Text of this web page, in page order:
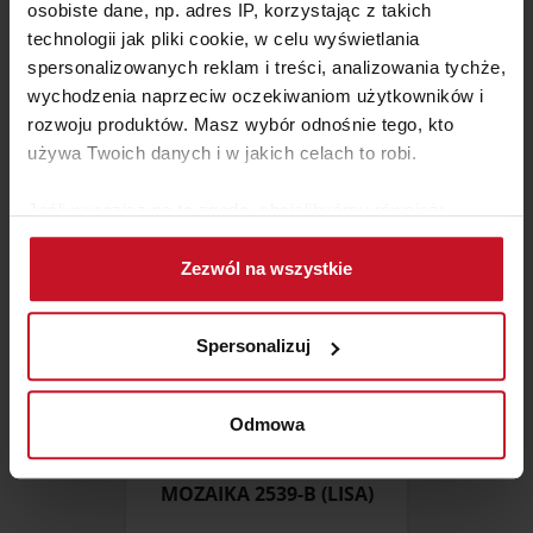
osobiste dane, np. adres IP, korzystając z takich
technologii jak pliki cookie, w celu wyświetlania
spersonalizowanych reklam i treści, analizowania tychże,
wychodzenia naprzeciw oczekiwaniom użytkowników i
rozwoju produktów. Masz wybór odnośnie tego, kto
używa Twoich danych i w jakich celach to robi.
Gromadzić dane dotyczące Twojej lokalizacji
geograficznej z dokładnością nawet do kilku metrów
Identyfikować Twoje urządzenie, aktywnie
(fingerprinting, czyli wirtualny odcisk palca)
Dowiedz się więcej odnośnie tego, jak Twoje osobiste
dane są przetwarzane oraz ustaw własne preferencje w
zmienić lub wycofać swoją zgodę w dowolnej chwili.
Zezwól na wszystkie
Spersonalizuj
Odmowa
MOZAIKA 25009-D (MIX)
320,69 ZŁ/M²
MOZAIKA 2539-B (LISA)